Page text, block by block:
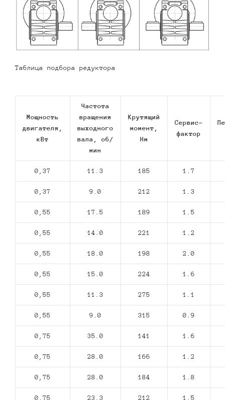
Таблица подбора редуктора
Мощность
двигателя,
кВт
Частота
вращения
выходного
вала, об/
мин
Крутящий
момент,
Нм
Сервис-
фактор
0,37 11.3 185 1.7
0,37 9.0 212 1.3
0,55 17.5 189 1.5
0,55 14.0 221 1.2
0,55 18.0 198 2.0
0,55 15.0 224 1.6
0,55 11.3 275 1.1
0,55 9.0 315 0.9
0,75 35.0 141 1.6
0,75 28.0 166 1.2
0,75 28.0 184 1.8
0,75 23.3 212 1.5